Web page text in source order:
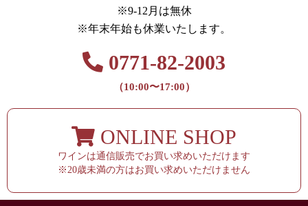
※9-12月は無休
※年末年始も休業いたします。
0771-82-2003
（10:00〜17:00）
ONLINE SHOP
ワインは通信販売でお買い求めいただけます
※20歳未満の方はお買い求めいただけません